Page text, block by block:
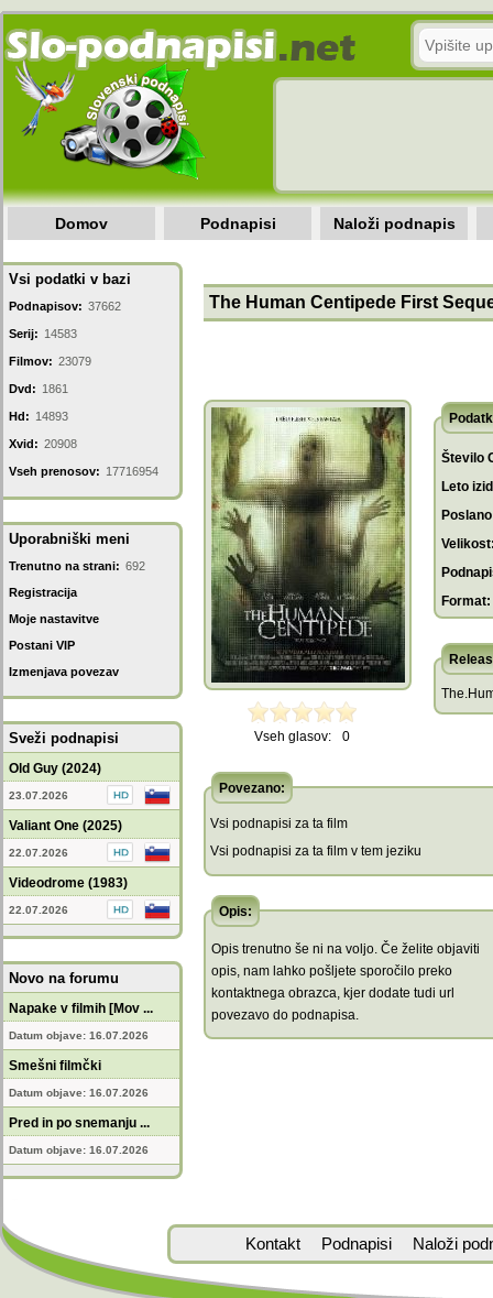
Domov Podnapisi Naloži podnapis
Vsi podatki v bazi
Podnapisov: 37662
Serij: 14583
Filmov: 23079
Dvd: 1861
Hd: 14893
Xvid: 20908
Vseh prenosov: 17716954
Uporabniški meni
Trenutno na strani: 692
Registracija
Moje nastavitve
Postani VIP
Izmenjava povezav
Sveži podnapisi
Old Guy (2024)
23.07.2026
Valiant One (2025)
22.07.2026
Videodrome (1983)
22.07.2026
Novo na forumu
Napake v filmih [Mov ...
Datum objave: 16.07.2026
Smešni filmčki
Datum objave: 16.07.2026
Pred in po snemanju ...
Datum objave: 16.07.2026
The Human Centipede First
Vseh glasov: 0
Število
Leto
Format:
Povezano:
Vsi podnapisi za ta film
Vsi podnapisi za ta film v tem jeziku
Opis:
Opis trenutno še ni na voljo. Če želite objaviti
opis, nam lahko pošljete sporočilo preko
kontaktnega obrazca, kjer dodate tudi url
povezavo do podnapisa.
Kontakt Podnapisi Naloži